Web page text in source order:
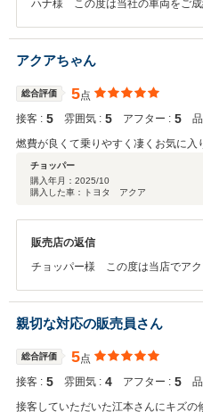
ハナ様 この度は当社の車両をご
お困りごと等ありましたら、ご連
ペット株式会社小倉東 満江
アクアちゃん
総合評価 5点
接客 : 5 雰囲気 : 5 アフター : 5
燃費が良くて乗りやすく凄くお気に入
チョッパー
購入年月： 2025/10
購入した車：トヨタ アクア
販売店の返信
チョッパー様 この度は当店でア
しんでください。 お困りごとあり
い。 福岡トヨペットカーメイト曽
親切な対応の販売員さん
総合評価 5点
接客 : 5 雰囲気 : 4 アフター : 5
接客していただいた江本さんにキズ